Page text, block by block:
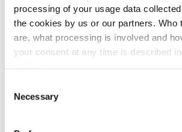
processing of your usage data
the cookies by us or our partners. Who
are, what processing is involved and
your consent at any time is described
policy.
Selection
Necessary
Abmessungen B 1700 x T
Folientastatur mit wählbaren
Kartonage und Folie
Zustand, Ballenzähler und
Auto-Start-Stopp beim